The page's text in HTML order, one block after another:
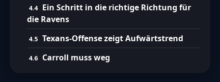
Ein Schritt in die richtige Richtung für
die Ravens
Texans-Offense zeigt Aufwärtstrend
Carroll muss weg